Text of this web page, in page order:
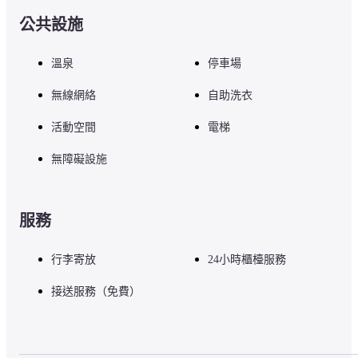
山代溫泉總湯 - 0.1 公里
萬松園榮螺堂 - 0.7 公里
山代溫泉 - 1 公里
折紙博物館 - 2.6 公里
松浦酒造 - 5.4 公里
公共設施
溫泉 停車場
無線網絡 自助洗衣
活動空間 電梯
無障礙設施
服務
行李寄放 24小時櫃檯服務
接送服務（免費）